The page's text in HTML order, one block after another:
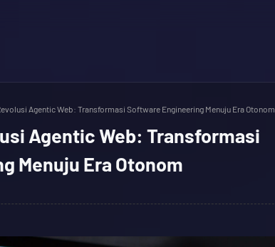
Agentic Web: Transformasi Software Engineering Menuju Era Otonom
Agentic Web: Transformasi
Menuju Era Otonom